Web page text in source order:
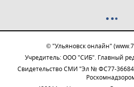
© "Ульяновск онлайн"
Учредитель: ООО "СИБ". Главный
Свидетельство СМИ "Эл № ФС77-